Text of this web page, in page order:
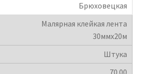
Брюховецкая
Малярная клейкая лента
30ммх20м
Штука